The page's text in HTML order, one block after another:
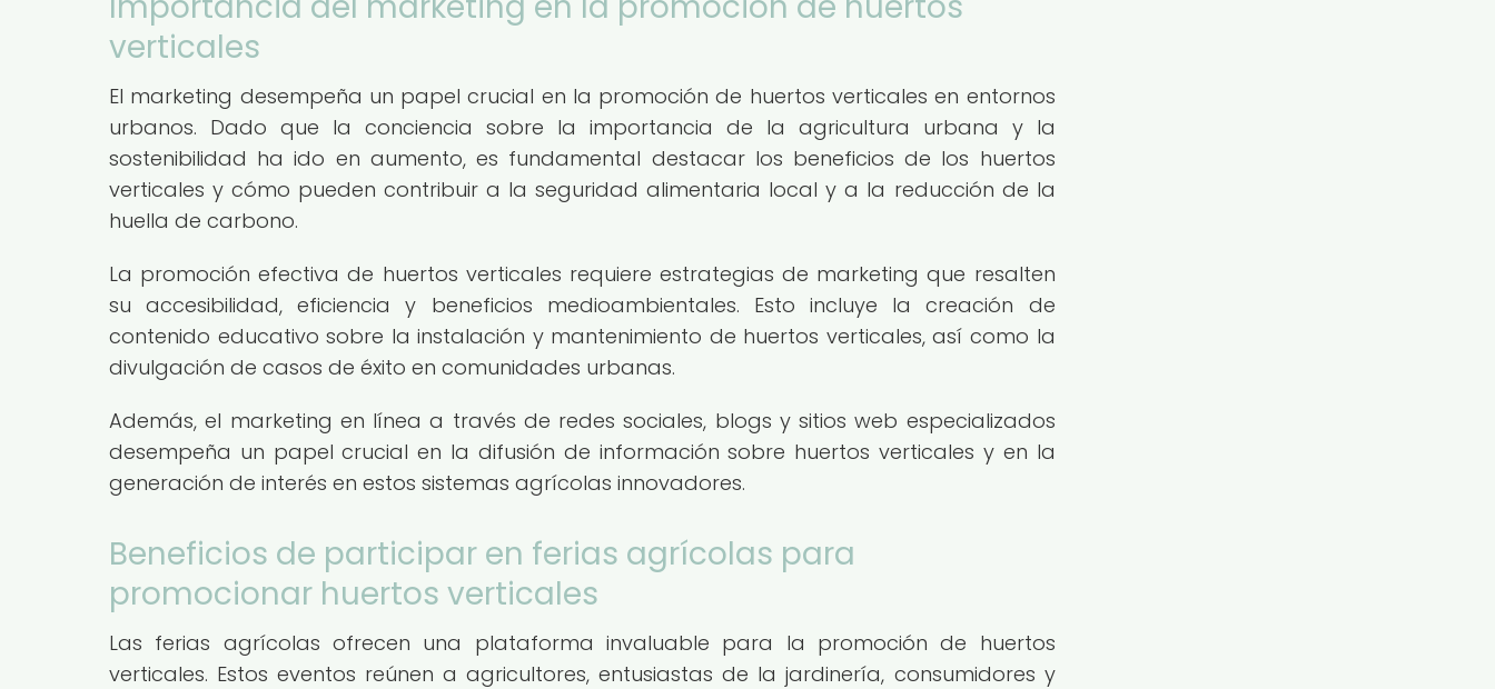
verticales
El marketing desempeña un papel crucial en la promoción de huertos verticales en entornos
urbanos. Dado que la conciencia sobre la importancia de la agricultura urbana y la
sostenibilidad ha ido en aumento, es fundamental destacar los beneficios de los huertos
verticales y cómo pueden contribuir a la seguridad alimentaria local y a la reducción de la
huella de carbono.
La promoción efectiva de huertos verticales requiere estrategias de marketing que resalten
su accesibilidad, eficiencia y beneficios medioambientales. Esto incluye la creación de
contenido educativo sobre la instalación y mantenimiento de huertos verticales, así como la
divulgación de casos de éxito en comunidades urbanas.
Además, el marketing en línea a través de redes sociales, blogs y sitios web especializados
desempeña un papel crucial en la difusión de información sobre huertos verticales y en la
generación de interés en estos sistemas agrícolas innovadores.
Beneficios de participar en ferias agrícolas para
promocionar huertos verticales
Las ferias agrícolas ofrecen una plataforma invaluable para la promoción de huertos
verticales. Estos eventos reúnen a agricultores, entusiastas de la jardinería, consumidores y